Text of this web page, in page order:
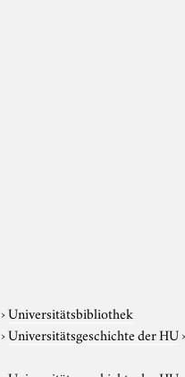
›Universitätsbibliothek
›Universitätsgeschichte der HU›